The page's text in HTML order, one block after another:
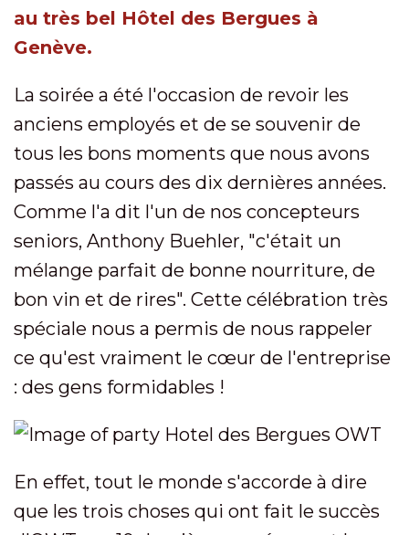
au très bel Hôtel des Bergues à
Genève.
La soirée a été l'occasion de revoir les
anciens employés et de se souvenir de
tous les bons moments que nous avons
passés au cours des dix dernières années.
Comme l'a dit l'un de nos concepteurs
seniors, Anthony Buehler, "c'était un
mélange parfait de bonne nourriture, de
bon vin et de rires". Cette célébration très
spéciale nous a permis de nous rappeler
ce qu'est vraiment le cœur de l'entreprise
: des gens formidables !
En effet, tout le monde s'accorde à dire
que les trois choses qui ont fait le succès